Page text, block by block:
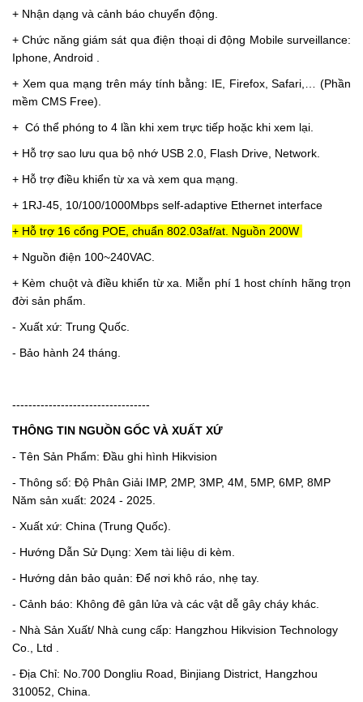
+ Nhận dạng và cảnh báo chuyển động.
+ Chức năng giám sát qua điện thoại di động Mobile surveillance:
Iphone, Android .
+ Xem qua mạng trên máy tính bằng: IE, Firefox, Safari,… (Phần
mềm CMS Free).
+ Có thể phóng to 4 lần khi xem trực tiếp hoặc khi xem lại.
+ Hỗ trợ sao lưu qua bộ nhớ USB 2.0, Flash Drive, Network.
+ Hỗ trợ điều khiển từ xa và xem qua mạng.
+ 1RJ-45, 10/100/1000Mbps self-adaptive Ethernet interface
+ Hỗ trợ 16 cổng POE, chuẩn 802.03af/at. Nguồn 200W
+ Nguồn điện 100~240VAC.
+ Kèm chuột và điều khiển từ xa. Miễn phí 1 host chính hãng trọn
đời sản phẩm.
- Xuất xứ: Trung Quốc.
- Bảo hành 24 tháng.
----------------------------------
THÔNG TIN NGUỒN GỐC VÀ XUẤT XỨ
- Tên Sản Phẩm: Đầu ghi hình Hikvision
- Thông số: Độ Phân Giải IMP, 2MP, 3MP, 4M, 5MP, 6MP, 8MP
Năm sản xuất: 2024 - 2025.
- Xuất xứ: China (Trung Quốc).
- Hướng Dẫn Sử Dụng: Xem tài liệu di kèm.
- Hướng dản bảo quản: Để nơi khô ráo, nhẹ tay.
- Cảnh báo: Không đê gân lửa và các vật dễ gây cháy khác.
- Nhà Sản Xuất/ Nhà cung cấp: Hangzhou Hikvision Technology
Co., Ltd .
- Địa Chỉ: No.700 Dongliu Road, Binjiang District, Hangzhou
310052, China.